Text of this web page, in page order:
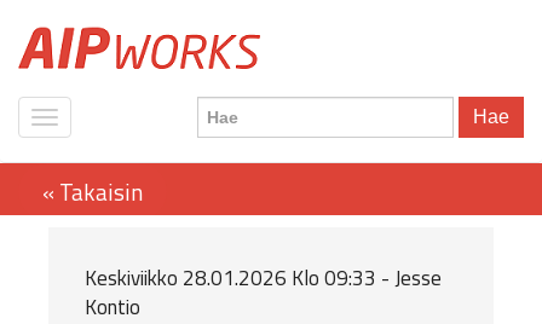
Hae
Keskiviikko 28.01.2026 Klo 09:33 - Jesse
Kontio